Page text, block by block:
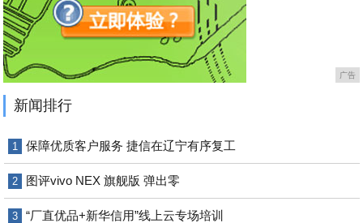
广告
新闻排行
1 保障优质客户服务 捷信在辽宁有序复工
2 图评vivo NEX 旗舰版 弹出零
3 “厂直优品+新华信用”线上云专场培训